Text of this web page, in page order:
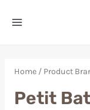
Home/ Product
Petit